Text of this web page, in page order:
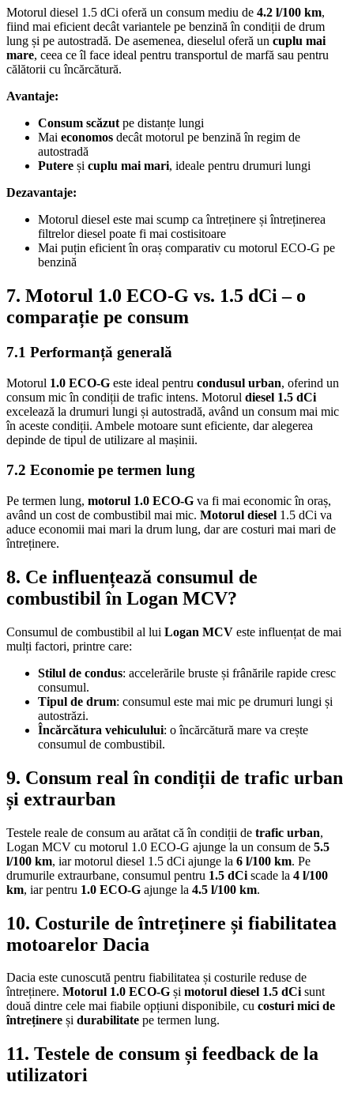
Motorul diesel 1.5 dCi oferă un consum mediu de 4.2 l/100 km,
fiind mai eficient decât variantele pe benzină în condiții de drum
lung și pe autostradă. De asemenea, dieselul oferă un cuplu mai
mare, ceea ce îl face ideal pentru transportul de marfă sau pentru
călătorii cu încărcătură.
Avantaje:
Consum scăzut pe distanțe lungi
Mai economos decât motorul pe benzină în regim de
autostradă
Putere și cuplu mai mari, ideale pentru drumuri lungi
Dezavantaje:
Motorul diesel este mai scump ca întreținere și întreținerea
filtrelor diesel poate fi mai costisitoare
Mai puțin eficient în oraș comparativ cu motorul ECO-G pe
benzină
7. Motorul 1.0 ECO-G vs. 1.5 dCi – o
comparație pe consum
7.1 Performanță generală
Motorul 1.0 ECO-G este ideal pentru condusul urban, oferind un
consum mic în condiții de trafic intens. Motorul diesel 1.5 dCi
excelează la drumuri lungi și autostradă, având un consum mai mic
în aceste condiții. Ambele motoare sunt eficiente, dar alegerea
depinde de tipul de utilizare al mașinii.
7.2 Economie pe termen lung
Pe termen lung, motorul 1.0 ECO-G va fi mai economic în oraș,
având un cost de combustibil mai mic. Motorul diesel 1.5 dCi va
aduce economii mai mari la drum lung, dar are costuri mai mari de
întreținere.
8. Ce influențează consumul de
combustibil în Logan MCV?
Consumul de combustibil al lui Logan MCV este influențat de mai
mulți factori, printre care:
Stilul de condus: accelerările bruste și frânările rapide cresc
consumul.
Tipul de drum: consumul este mai mic pe drumuri lungi și
autostrăzi.
Încărcătura vehiculului: o încărcătură mare va crește
consumul de combustibil.
9. Consum real în condiții de trafic urban
și extraurban
Testele reale de consum au arătat că în condiții de trafic urban,
Logan MCV cu motorul 1.0 ECO-G ajunge la un consum de 5.5
l/100 km, iar motorul diesel 1.5 dCi ajunge la 6 l/100 km. Pe
drumurile extraurbane, consumul pentru 1.5 dCi scade la 4 l/100
km, iar pentru 1.0 ECO-G ajunge la 4.5 l/100 km.
10. Costurile de întreținere și fiabilitatea
motoarelor Dacia
Dacia este cunoscută pentru fiabilitatea și costurile reduse de
întreținere. Motorul 1.0 ECO-G și motorul diesel 1.5 dCisunt
două dintre cele mai fiabile opțiuni disponibile, cu costuri mici de
întreținere și durabilitate pe termen lung.
11. Testele de consum și feedback de la
utilizatori